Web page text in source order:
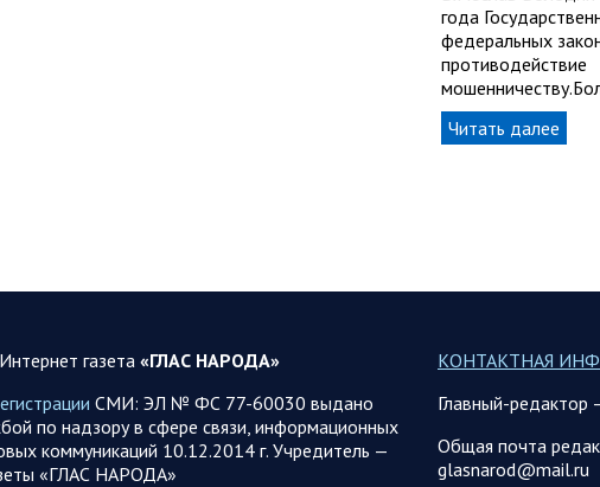
года
федеральных
противодействие
Читать далее
газета «ГЛАС НАРОДА»
СМИ: ЭЛ № ФС 77-60030 выдано
по надзору в сфере связи, информационных
коммуникаций 10.12.2014 г. Учредитель —
«ГЛАС НАРОДА»
КОНТАКТНАЯ
Главный-
Общая почта
glasnarod@mail.ru